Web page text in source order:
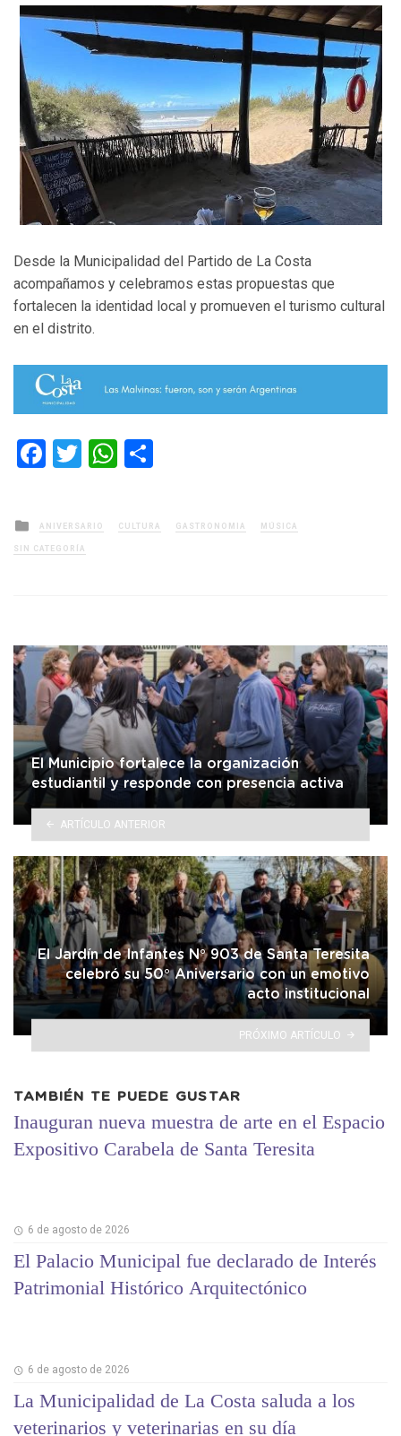
Desde la Municipalidad del Partido de La Costa
acompañamos y celebramos estas propuestas que
fortalecen la identidad local y promueven el turismo cultural
en el distrito.
Facebook
TwitterWhatsApp
Posted
in
ANIVERSARIO CULTURA GASTRONOMIA MÚSICA
SIN CATEGORÍA
El Municipio fortalece la organización
estudiantil y responde con presencia activa
ARTÍCULO ANTERIOR
El Jardín de Infantes N° 903 de Santa Teresita
celebró su 50° Aniversario con un emotivo
acto institucional
PRÓXIMO ARTÍCULO
TAMBIÉN TE PUEDE GUSTAR
Inauguran nueva muestra de arte en el Espacio
Expositivo Carabela de Santa Teresita
6 de agosto de 2026
El Palacio Municipal fue declarado de Interés
Patrimonial Histórico Arquitectónico
6 de agosto de 2026
La Municipalidad de La Costa saluda a los
veterinarios y veterinarias en su día